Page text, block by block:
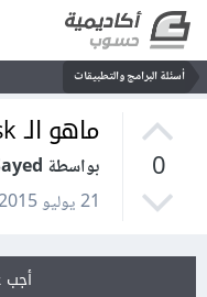
أسئلة البرامج والتطبيقات
0
ماهو الـ Asterisk ؟
بواسطة Sayed
21 يوليو 2015
أجب